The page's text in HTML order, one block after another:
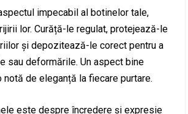
impecabil al botinelor tale,
lor. Curăță-le regulat, protejează-le
și depozitează-le corect pentru a
sau deformările. Un aspect bine
notă de eleganță la fiecare purtare.
este despre încredere și expresie